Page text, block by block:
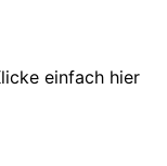
einfach hier